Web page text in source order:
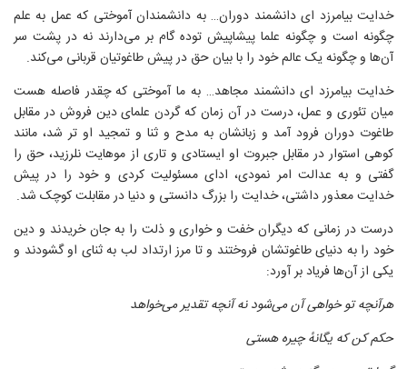
خدایت بیامرزد ای دانشمند دوران… به دانشمندان آموختی که عمل به علم
چگونه است و چگونه علما پیشاپیش توده گام بر می‌دارند نه در پشت سر
آن‌ها و چگونه یک عالم خود را با بیان حق در پیش طاغوتیان قربانی می‌کند.
خدایت بیامرزد ای دانشمند مجاهد… به ما آموختی که چقدر فاصله هست
میان تئوری و عمل، درست در آن زمان که گردن علمای دین فروش در مقابل
طاغوت دوران فرود آمد و زبانشان به مدح و ثنا و تمجید او تر شد، مانند
کوهی استوار در مقابل جبروت او ایستادی و تاری از موهایت نلرزید، حق را
گفتی و به عدالت امر نمودی، ادای مسئولیت کردی و خود را در پیش
خدایت معذور داشتی، خدایت را بزرگ دانستی و دنیا در مقابلت کوچک شد.
درست در زمانی که دیگران خفت و خواری و ذلت را به جان خریدند و دین
خود را به دنیای طاغوتشان فروختند و تا مرز ارتداد لب به ثنای او گشودند و
یکی از آن‌ها فریاد بر آورد:
هرآنچه تو خواهی آن می‌شود نه آنچه تقدیر می‌خواهد
حکم کن که یگانهٔ چیره هستی